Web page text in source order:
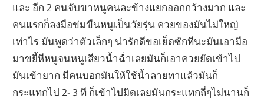
และ อีก 2 คนจับขาหนูคนละข้างแยกออกกว้างมาก และ
คนแรกก็ลงมือข่มขืนหนูเป็นวัยรุ่น ควยของมันไม่ใหญ่
เท่าไร มันพูดว่าตัวเล็กๆ น่ารักดีขอเย็ดซักทีนะมันเอามือ
มาขยี้หีหนูจนหนูเสียวน้ำฉ่ำเลยมันก็เอาควยยัดเข้าไป
มันเข้ายาก มีคนบอกมันให้ใช้น้ำลายทาแล้วมันก็
กระแทกไป 2- 3 ที ก็เข้าไปมิดเลยมันกระแทกถี่ๆไม่นานก็